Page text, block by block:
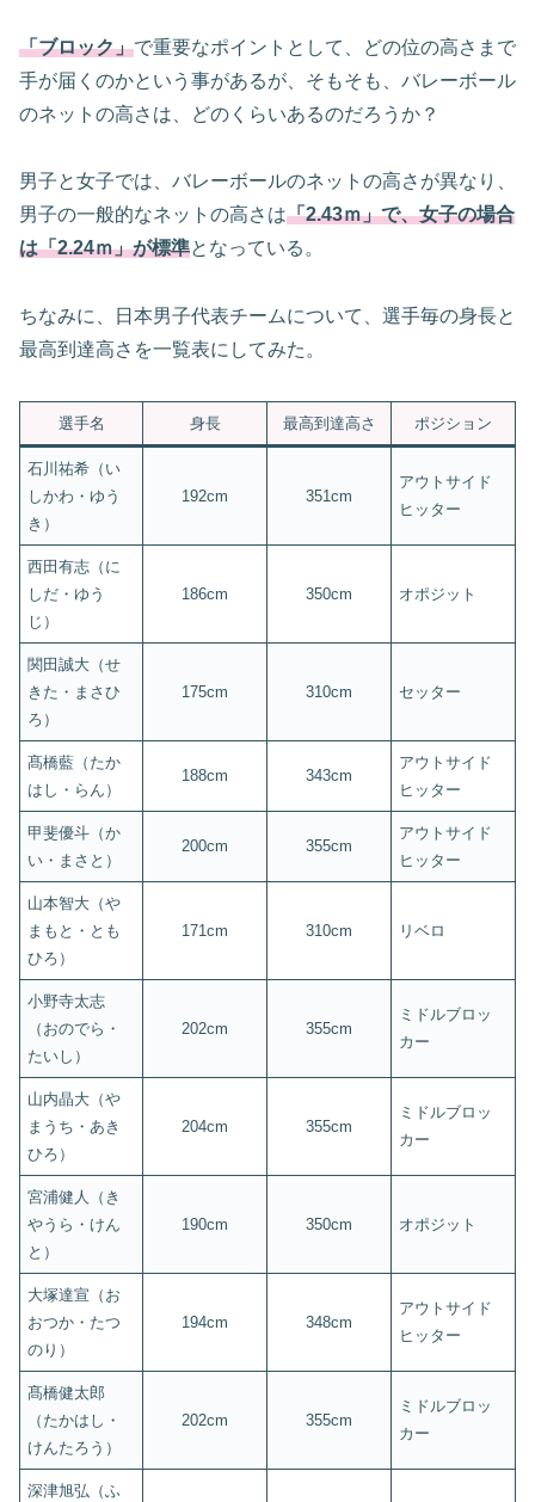
「ブロック」で重要なポイントとして、どの位の高さまで
手が届くのかという事があるが、そもそも、バレーボール
のネットの高さは、どのくらいあるのだろうか？
男子と女子では、バレーボールのネットの高さが異なり、
男子の一般的なネットの高さは「2.43ｍ」で、女子の場合
は「2.24ｍ」が標準となっている。
ちなみに、日本男子代表チームについて、選手毎の身長と
最高到達高さを一覧表にしてみた。
選手名 身長 最高到達高さ ポジション
石川祐希（い
しかわ・ゆう
き）
192cm 351cm
アウトサイド
ヒッター
西田有志（に
しだ・ゆう
じ）
186cm 350cm オポジット
関田誠大（せ
きた・まさひ
ろ）
175cm 310cm セッター
髙橋藍（たか
はし・らん）
188cm 343cm
アウトサイド
ヒッター
甲斐優斗（か
い・まさと）
200cm 355cm
アウトサイド
ヒッター
山本智大（や
まもと・とも
ひろ）
171cm 310cm リベロ
小野寺太志
（おのでら・
たいし）
202cm 355cm
ミドルブロッ
カー
山内晶大（や
まうち・あき
ひろ）
204cm 355cm
ミドルブロッ
カー
宮浦健人（き
やうら・けん
と）
190cm 350cm オポジット
大塚達宣（お
おつか・たつ
のり）
194cm 348cm
アウトサイド
ヒッター
髙橋健太郎
（たかはし・
けんたろう）
202cm 355cm
ミドルブロッ
カー
深津旭弘（ふ